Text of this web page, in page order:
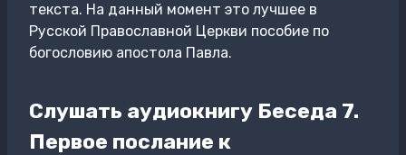
текста. На данный момент это лучшее в
Русской Православной Церкви пособие по
богословию апостола Павла.
Слушать аудиокнигу Беседа 7.
Первое послание к